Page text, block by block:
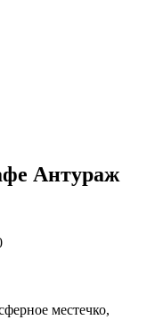
Антураж
местечко,